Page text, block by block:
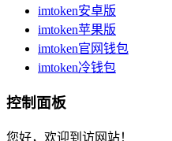
imtoken安卓版
imtoken苹果版
imtoken官网钱包
imtoken冷钱包
控制面板
您好，欢迎到访网站！